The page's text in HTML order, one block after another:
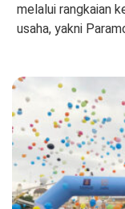
melalui rangkaian
usaha, yakni